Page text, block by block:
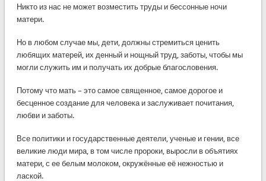
Никто из нас не может возместить труды и бессонные ночи
матери.
Но в любом случае мы, дети, должны стремиться ценить
любящих матерей, их денный и нощный труд, заботы, чтобы мы
могли служить им и получать их добрые благословения.
Потому что мать – это самое священное, самое дорогое и
бесценное создание для человека и заслуживает почитания,
любви и заботы.
Все политики и государственные деятели, ученые и гении, все
великие люди мира, в том числе пророки, выросли в объятиях
матери, с ее белым молоком, окружённые её нежностью и
лаской.